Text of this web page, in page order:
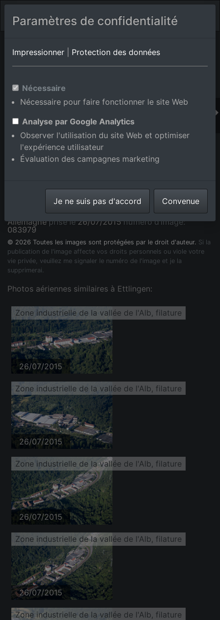
Album de lieux Ettlingen en Bade-Wurtemberg,Allemagne
Zone industrielle de la vallée de l'Alb, filature à
Ettlingen dans le département Bade-Wurtemberg,
Allemagneprise le26/07/2015numéro d'image:
083979
© 2026 Toutes les images sont protégées par le droit d'auteur. Si la
publication de l'image affecte vos droits personnels ou viole votre
vie privée, veuillez me signaler le numéro de l'image et je la
supprimerai.
Photos aériennes similaires à Ettlingen:
Zone industrielle de la vallée de l'Alb, filature
26/07/2015
Zone industrielle de la vallée de l'Alb, filature
26/07/2015
Zone industrielle de la vallée de l'Alb, filature
26/07/2015
Zone industrielle de la vallée de l'Alb, filature
26/07/2015
Zone industrielle de la vallée de l'Alb, filature
Paramètres de confidentialité
Impressionner Protection des données
Nécessaire
Nécessaire pour faire fonctionner le site Web
Analyse par Google Analytics
Observer l'utilisation du site Web et optimiser
l'expérience utilisateur
Évaluation des campagnes marketing
Je ne suis pas d'accord Convenue